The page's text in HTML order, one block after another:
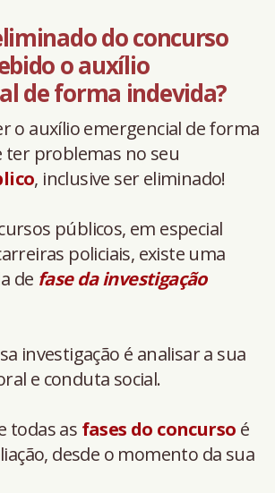
do concurso
o auxílio
de forma indevida?
o auxílio emergencial de forma
ter problemas no seu
, inclusive ser eliminado!
públicos, em especial
policiais, existe uma
de fase da investigação
investigação é analisar a sua
e conduta social.
todas as fases do concurso é
desde o momento da sua